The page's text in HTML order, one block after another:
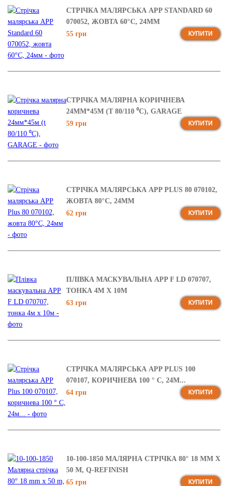
СТРІЧКА МАЛЯРСЬКА APP STANDARD 60
070052, ЖОВТА 60°C, 24ММ
55 грн
КУПИТИ
СТРІЧКА МАЛЯРНА КОРИЧНЕВА
24ММ*45М (T 80/110 ⁰C), GARAGE
59 грн
КУПИТИ
СТРІЧКА МАЛЯРСЬКА APP PLUS 80 070102,
ЖОВТА 80°C, 24ММ
62 грн
КУПИТИ
ПЛІВКА МАСКУВАЛЬНА APP F LD 070707,
ТОНКА 4М X 10М
63 грн
КУПИТИ
СТРІЧКА МАЛЯРСЬКА APP PLUS 100
070107, КОРИЧНЕВА 100 ° C, 24М...
64 грн
КУПИТИ
10-100-1850 МАЛЯРНА СТРІЧКА 80° 18 MM X
50 M, Q-REFINISH
65 грн
КУПИТИ